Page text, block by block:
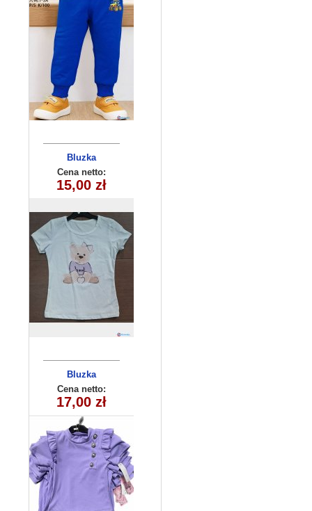
Bluzka
dziecięca
180626-14(6-16)
6szt
Cena netto:
15,00 zł
Bluzka
dziecieca
(6-16）6szt
Cena netto:
17,00 zł